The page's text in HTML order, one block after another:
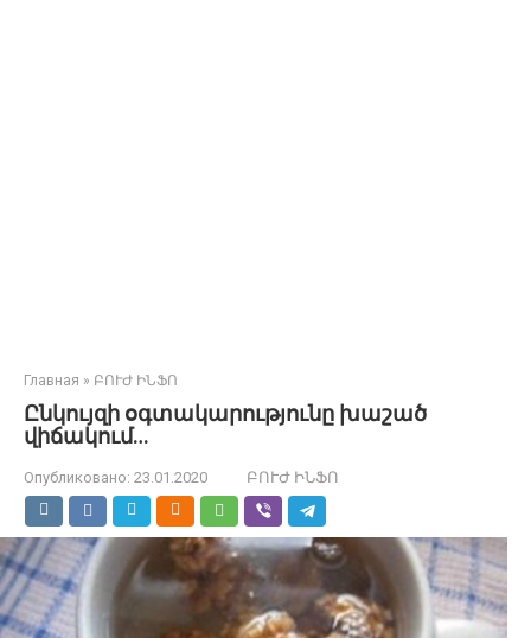
Главная » ԲՈՒԺ ԻՆՖՈ
Ընկույզի օգտակարությունը խաշած
վիճակում…
Опубликовано: 23.01.2020 ԲՈՒԺ ԻՆՖՈ